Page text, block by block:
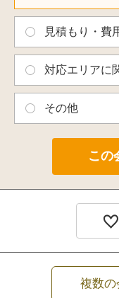
見積もり・費
対応エリアに
その他
複数の